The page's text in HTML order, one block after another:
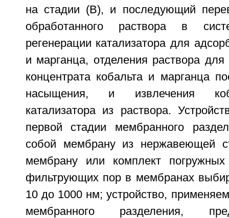
на стадии (В), и последующий
обработанного раствора в
регенерации катализатора для
и марганца, отделения раствора для
концентрата кобальта и марганца
насыщения, и извлечения
катализатора из раствора.
первой стадии мембранного
собой мембрану из нержавеющей
мембрану или комплект
фильтрующих пор в мембранах
10 до 1000 нм; устройство,
мембранного разделения,